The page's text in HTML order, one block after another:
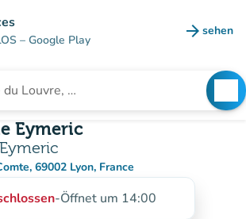
– Google Play arrow_forward sehen
(new
Einrichtung
Eymeric
69002 Lyon, France
(in Google Maps öffnen)
(new tab)
-Öffnet um 14:00